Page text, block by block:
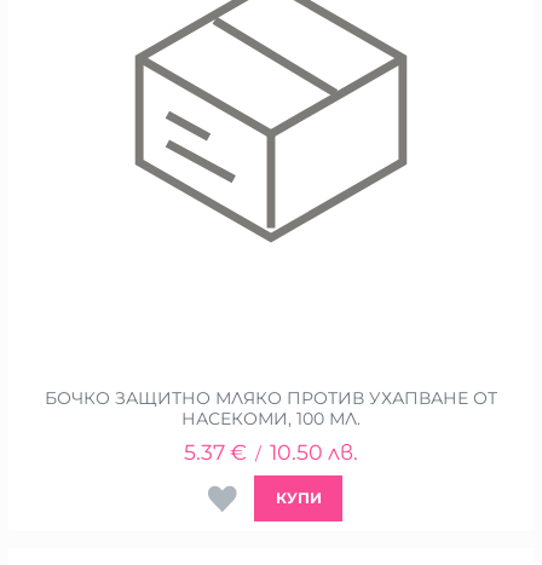
БОЧКО ЗАЩИТНО МЛЯКО ПРОТИВ УХАПВАНЕ ОТ
НАСЕКОМИ, 100 МЛ.
5.37€ / 10.50 лв.
КУПИ